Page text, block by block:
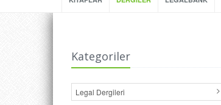
Kategoriler
Legal Dergileri